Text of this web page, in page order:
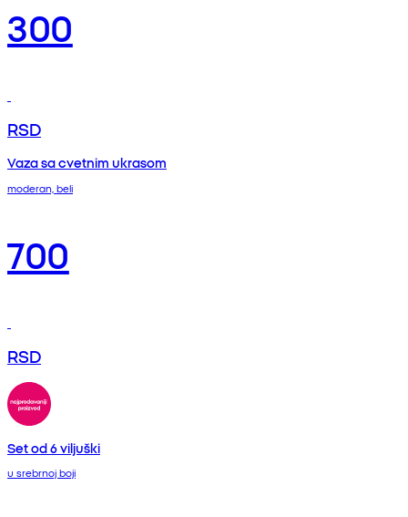
300
RSD
Vaza sa cvetnim ukrasom
moderan, beli
700
RSD
Set od 6 viljuški
u srebrnoj boji